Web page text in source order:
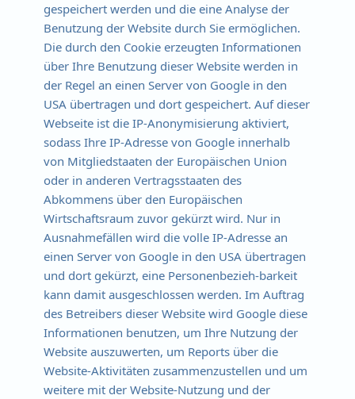
gespeichert werden und die eine Analyse der
Benutzung der Website durch Sie ermöglichen.
Die durch den Cookie erzeugten Informationen
über Ihre Benutzung dieser Website werden in
der Regel an einen Server von Google in den
USA übertragen und dort gespeichert. Auf dieser
Webseite ist die IP-Anonymisierung aktiviert,
sodass Ihre IP-Adresse von Google innerhalb
von Mitgliedstaaten der Europäischen Union
oder in anderen Vertragsstaaten des
Abkommens über den Europäischen
Wirtschaftsraum zuvor gekürzt wird. Nur in
Ausnahmefällen wird die volle IP-Adresse an
einen Server von Google in den USA übertragen
und dort gekürzt, eine Personenbezieh-barkeit
kann damit ausgeschlossen werden. Im Auftrag
des Betreibers dieser Website wird Google diese
Informationen benutzen, um Ihre Nutzung der
Website auszuwerten, um Reports über die
Website-Aktivitäten zusammenzustellen und um
weitere mit der Website-Nutzung und der